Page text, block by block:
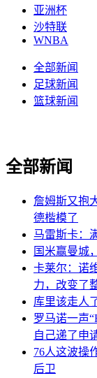
亚洲杯
沙特联
WNBA
全部新闻
足球新闻
篮球新闻
全部新闻
詹姆斯又抱
德楷模了
马雷斯卡：
国米赢曼城
卡莱尔：诺
力，改变了
库里该走人
罗马诺一声
自己递了申
76人这波操
后卫